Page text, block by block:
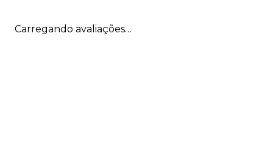
Carregando avaliações…